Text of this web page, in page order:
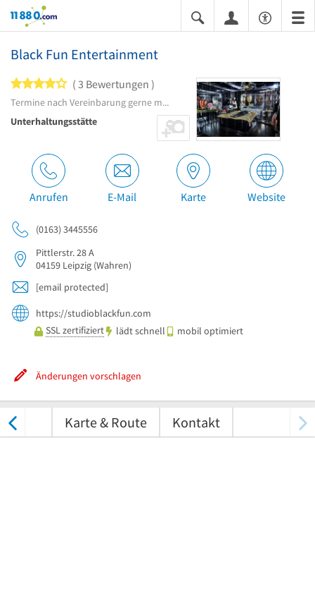
11880.com
Black Fun Entertainment
4 von 5 Sternen
3 Bewertungen
Termine nach Vereinbarung gerne möglich.
Unterhaltungsstätte
Anrufen E-Mail Karte Website
(0163) 3445556
Pittlerstr. 28 A
04159 Leipzig (Wahren)
[email protected]
https://studioblackfun.com
SSL zertifiziert
lädt schnell mobil optimiert
Änderungen vorschlagen
Karte & Route Kontakt